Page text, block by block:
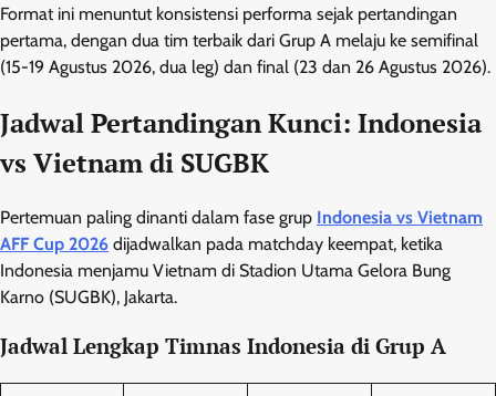
Format ini menuntut konsistensi performa sejak pertandingan
pertama, dengan dua tim terbaik dari Grup A melaju ke semifinal
(15-19 Agustus 2026, dua leg) dan final (23 dan 26 Agustus 2026).
Jadwal Pertandingan Kunci: Indonesia
vs Vietnam di SUGBK
Pertemuan paling dinanti dalam fase grup Indonesia vs Vietnam
AFF Cup 2026 dijadwalkan pada matchday keempat, ketika
Indonesia menjamu Vietnam di Stadion Utama Gelora Bung
Karno (SUGBK), Jakarta.
Jadwal Lengkap Timnas Indonesia di Grup A